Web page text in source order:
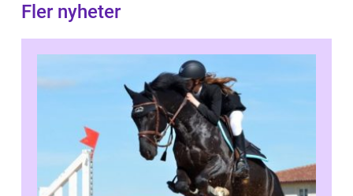
Fler nyheter